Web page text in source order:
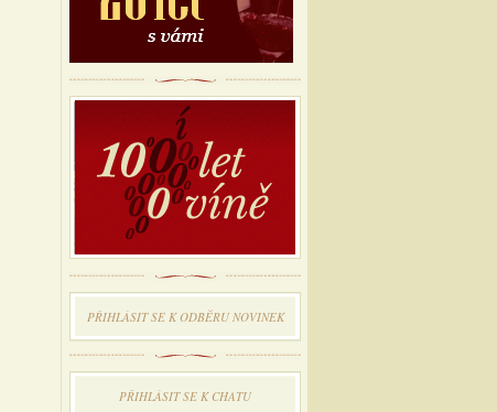
PŘIHLÁSIT SE K ODBĔRU NOVINEK
PŘIHLÁSIT SE K CHATU